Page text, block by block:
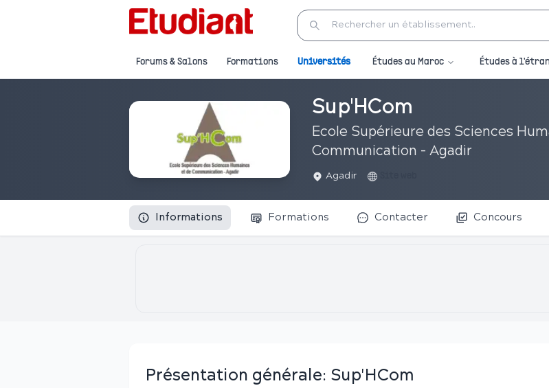
Forums & Salons Formations Universités Études au Maroc Études à
Sup'HCom
Ecole Supérieure des Sciences
Communication - Agadir
Agadir
Informations Formations Contacter Concours
Présentation générale: Sup'HCom